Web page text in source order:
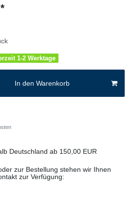
*
1-2 Werktage
In den Warenkorb
Deutschland ab 150,00 EUR
zur Bestellung stehen wir Ihnen
zur Verfügung: